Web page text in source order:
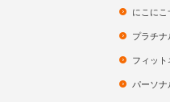
にこにこ
プラチナ
フィッ
パーソナ